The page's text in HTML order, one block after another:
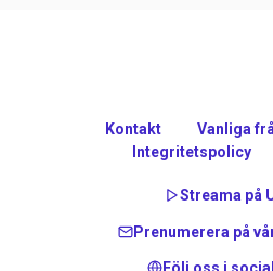
Kontakt Vanliga
Integritetspolicy
Streama på
Prenumerera på